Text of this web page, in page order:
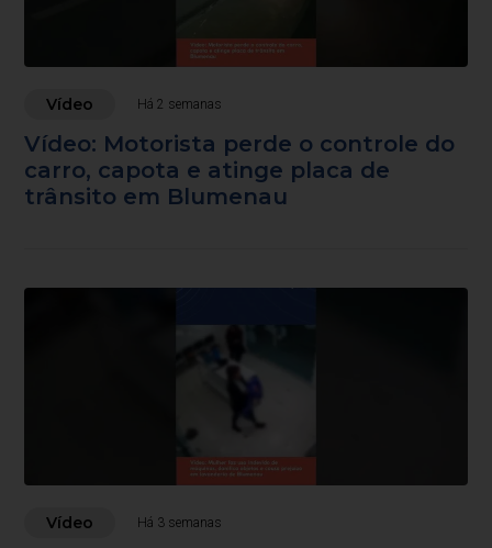
Vídeo Há 2 semanas
Vídeo: Motorista perde o controle do
carro, capota e atinge placa de
trânsito em Blumenau
Vídeo Há 3 semanas